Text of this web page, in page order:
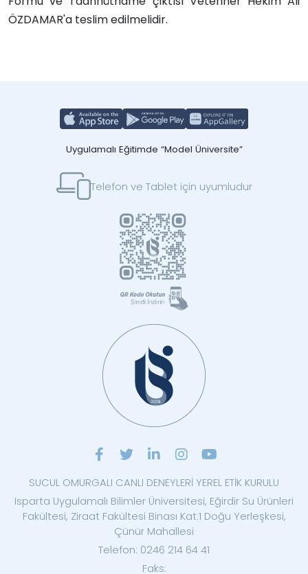
ÖZDAMAR'a teslim edilmelidir.
Uygulamalı Eğitimde “Model Üniversite”
Telefon ve Tablet için uyumludur
SUCUL OMURGALI CANLI DENEYLERİ YEREL ETİK KURULU
Isparta Uygulamalı Bilimler Üniversitesi, Eğirdir Su Ürünleri
Fakültesi, Ziraat Fakültesi Binası Kat:1 Doğu Yerleşkesi,
Çünür Mahallesi
Telefon: 0246 214 64 41
Faks: